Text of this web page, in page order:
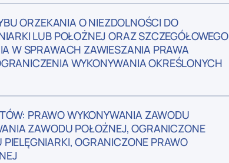
ORZEKANIA O NIEZDOLNOŚCI DO
LUB POŁOŻNEJ ORAZ SZCZEGÓŁOWEGO
W SPRAWACH ZAWIESZANIA PRAWA
WYKONYWANIA OKREŚLONYCH
PRAWO WYKONYWANIA ZAWODU
ZAWODU POŁOŻNEJ, OGRANICZONE
OGRANICZONE PRAWO